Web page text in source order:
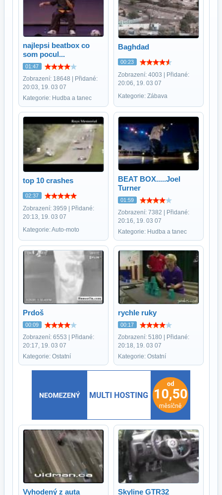
najlepsi beatbox co
som pocul...
01:47
Zobrazení: 18648 | Přidané:
20:03, 19. 03 07
Kategorie: Hudba a tanec
Baghdad
00:23
Zobrazení: 4003 | Přidané:
20:06, 19. 03 07
Kategorie: Zábava
top 10 crashes
02:37
Zobrazení: 3959 | Přidané:
20:13, 19. 03 07
Kategorie: Auto-moto
BEAT BOX.....Joel
Turner
01:59
Zobrazení: 7382 | Přidané:
20:16, 19. 03 07
Kategorie: Hudba a tanec
Prdoš
00:09
Zobrazení: 6553 | Přidané:
20:17, 19. 03 07
Kategorie: Ostatní
rychle ruky
00:17
Zobrazení: 5180 | Přidané:
20:18, 19. 03 07
Kategorie: Ostatní
Vyhodený z auta Skyline GTR32